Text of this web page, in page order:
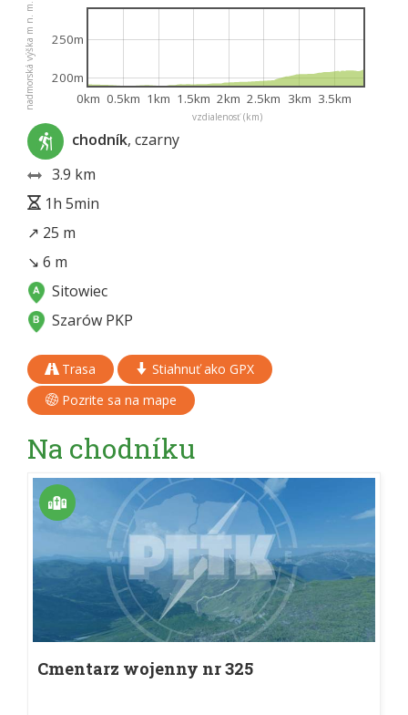
vzdialenosť (km)
nadmorská výška m n. m. 0km 0.5km 1km 1.5km 2km 2.5km 3km 3.5km
200m
250m
chodník, czarny
3.9 km
1h 5min
↗ 25 m
↘ 6 m
Sitowiec
Szarów PKP
Trasa
Stiahnuť ako GPX
Pozrite sa na mape
Na chodníku
Cmentarz wojenny nr 325